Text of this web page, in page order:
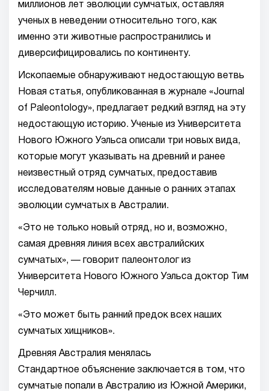
миллионов лет эволюции сумчатых, оставляя
ученых в неведении относительно того, как
именно эти животные распространились и
диверсифицировались по континенту.
Ископаемые обнаруживают недостающую ветвь
Новая статья, опубликованная в журнале «Journal
of Paleontology», предлагает редкий взгляд на эту
недостающую историю. Ученые из Университета
Нового Южного Уэльса описали три новых вида,
которые могут указывать на древний и ранее
неизвестный отряд сумчатых, предоставив
исследователям новые данные о ранних этапах
эволюции сумчатых в Австралии.
«Это не только новый отряд, но и, возможно,
самая древняя линия всех австралийских
сумчатых», — говорит палеонтолог из
Университета Нового Южного Уэльса доктор Тим
Черчилл.
«Это может быть ранний предок всех наших
сумчатых хищников».
Древняя Австралия менялась
Стандартное объяснение заключается в том, что
сумчатые попали в Австралию из Южной Америки,